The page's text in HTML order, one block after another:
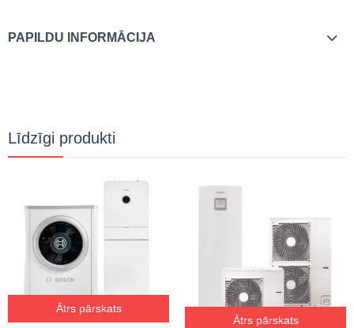
PAPILDU INFORMĀCIJA
Līdzīgi produkti
Ātrs pārskats
Ātrs pārskats